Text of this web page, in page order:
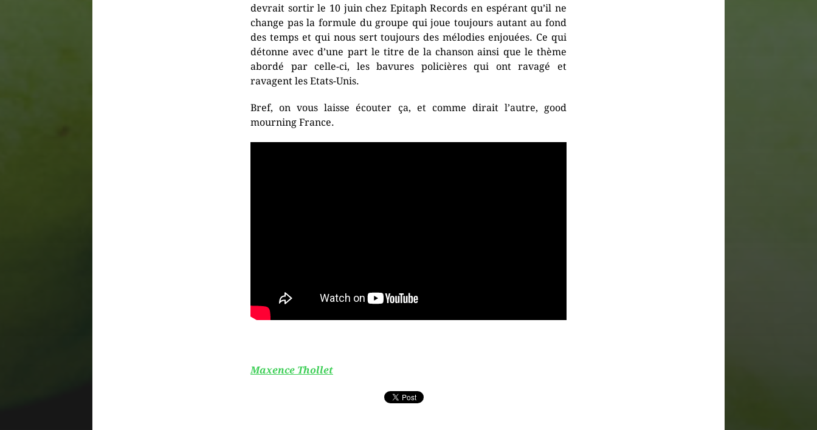
devrait sortir le 10 juin chez Epitaph Records en espérant qu’il ne
change pas la formule du groupe qui joue toujours autant au fond
des temps et qui nous sert toujours des mélodies enjouées. Ce qui
détonne avec d’une part le titre de la chanson ainsi que le thème
abordé par celle-ci, les bavures policières qui ont ravagé et
ravagent les Etats-Unis.
Bref, on vous laisse écouter ça, et comme dirait l’autre, good
mourning France.
Maxence Thollet